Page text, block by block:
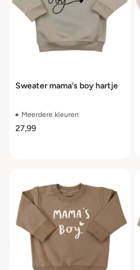
Sweater mama's boy hartje
Meerdere kleuren
27,99